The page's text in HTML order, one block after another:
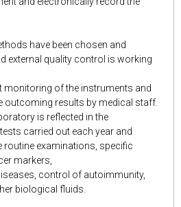
have been chosen and
external quality control is working
monitoring of the instruments and
outcoming results by medical staff.
is reflected in the
carried out each year and
routine examinations, specific
markers,
control of autoimmunity,
biological fluids.